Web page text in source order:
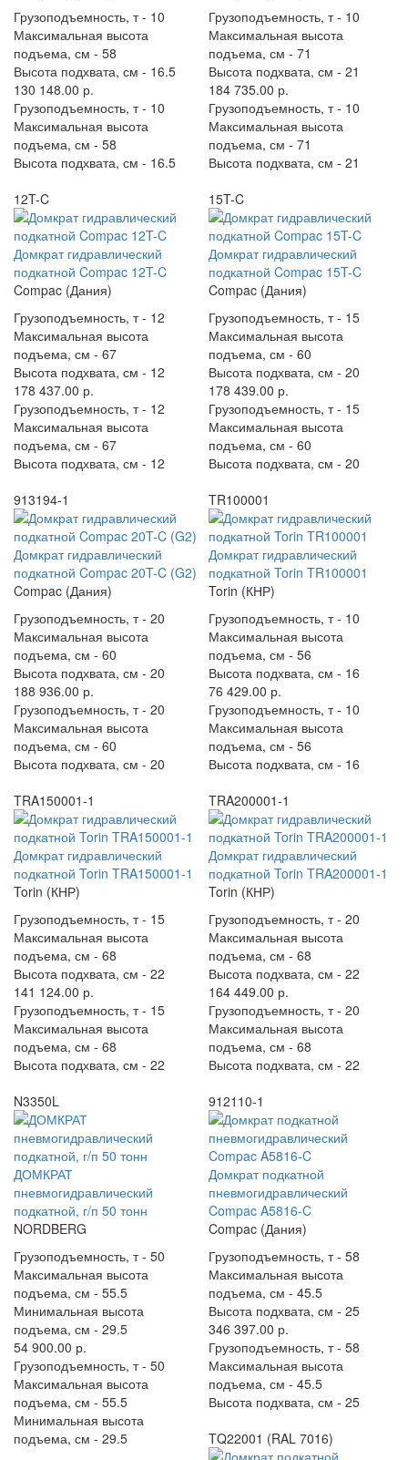
Грузоподъемность, т - 10
Максимальная высота
подъема, см - 58
Высота подхвата, см - 16.5
130 148.00 р.
Грузоподъемность, т - 10
Максимальная высота
подъема, см - 58
Высота подхвата, см - 16.5
Грузоподъемность, т - 10
Максимальная высота
подъема, см - 71
Высота подхвата, см - 21
184 735.00 р.
Грузоподъемность, т - 10
Максимальная высота
подъема, см - 71
Высота подхвата, см - 21
12T-C
Домкрат гидравлический
подкатной Compac 12T-C
Compac (Дания)
Грузоподъемность, т - 12
Максимальная высота
подъема, см - 67
Высота подхвата, см - 12
178 437.00 р.
Грузоподъемность, т - 12
Максимальная высота
подъема, см - 67
Высота подхвата, см - 12
15T-C
Домкрат гидравлический
подкатной Compac 15T-C
Compac (Дания)
Грузоподъемность, т - 15
Максимальная высота
подъема, см - 60
Высота подхвата, см - 20
178 439.00 р.
Грузоподъемность, т - 15
Максимальная высота
подъема, см - 60
Высота подхвата, см - 20
913194-1
Домкрат гидравлический
подкатной Compac 20T-C (G2)
Compac (Дания)
Грузоподъемность, т - 20
Максимальная высота
подъема, см - 60
Высота подхвата, см - 20
188 936.00 р.
Грузоподъемность, т - 20
Максимальная высота
подъема, см - 60
Высота подхвата, см - 20
TR100001
Домкрат гидравлический
подкатной Torin TR100001
Torin (КНР)
Грузоподъемность, т - 10
Максимальная высота
подъема, см - 56
Высота подхвата, см - 16
76 429.00 р.
Грузоподъемность, т - 10
Максимальная высота
подъема, см - 56
Высота подхвата, см - 16
TRA150001-1
Домкрат гидравлический
подкатной Torin TRA150001-1
Torin (КНР)
Грузоподъемность, т - 15
Максимальная высота
подъема, см - 68
Высота подхвата, см - 22
141 124.00 р.
Грузоподъемность, т - 15
Максимальная высота
подъема, см - 68
Высота подхвата, см - 22
TRA200001-1
Домкрат гидравлический
подкатной Torin TRA200001-1
Torin (КНР)
Грузоподъемность, т - 20
Максимальная высота
подъема, см - 68
Высота подхвата, см - 22
164 449.00 р.
Грузоподъемность, т - 20
Максимальная высота
подъема, см - 68
Высота подхвата, см - 22
N3350L
ДОМКРАТ
пневмогидравлический
подкатной, г/п 50 тонн
NORDBERG
Грузоподъемность, т - 50
Максимальная высота
подъема, см - 55.5
Минимальная высота
подъема, см - 29.5
54 900.00 р.
Грузоподъемность, т - 50
Максимальная высота
подъема, см - 55.5
Минимальная высота
подъема, см - 29.5
912110-1
Домкрат подкатной
пневмогидравлический
Compac A5816-C
Compac (Дания)
Грузоподъемность, т - 58
Максимальная высота
подъема, см - 45.5
Высота подхвата, см - 25
346 397.00 р.
Грузоподъемность, т - 58
Максимальная высота
подъема, см - 45.5
Высота подхвата, см - 25
TQ22001 (RAL 7016)